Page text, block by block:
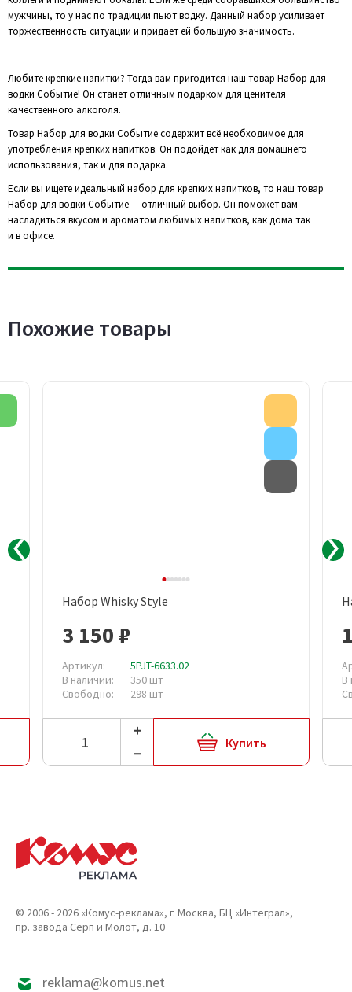
мужчины, то у нас по традиции пьют водку. Данный набор усиливает
торжественность ситуации и придает ей большую значимость.
Любите крепкие напитки? Тогда вам пригодится наш товар Набор для
водки Событие! Он станет отличным подарком для ценителя
качественного алкоголя.
Товар Набор для водки Событие содержит всё необходимое для
употребления крепких напитков. Он подойдёт как для домашнего
использования, так и для подарка.
Если вы ищете идеальный набор для крепких напитков, то наш товар
Набор для водки Событие — отличный выбор. Он поможет вам
насладиться вкусом и ароматом любимых напитков, как дома так
и в офисе.
Похожие товары
Набор Whisky Style
3 150 ₽
Артикул:
5PJT-6633.02
В наличии:
350 шт
Свободно:
298 шт
Купить
В
© 2006 - 2026 «Комус-реклама», г. Москва, БЦ «Интеграл»,
пр. завода Серп и Молот, д. 10
reklama@komus.net